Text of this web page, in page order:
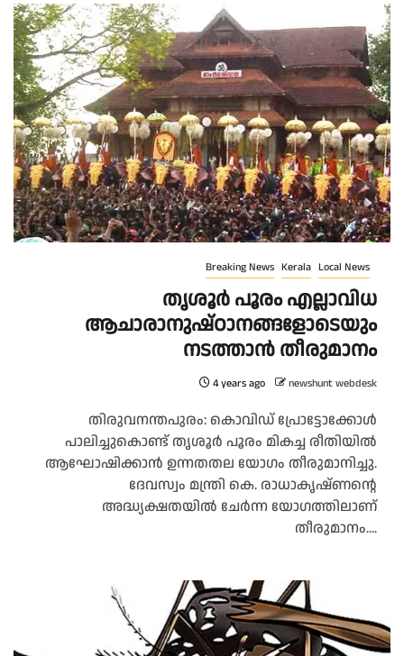
Breaking News Kerala Local News
തൃശൂർ പൂരം എല്ലാവിധ
ആചാരാനുഷ്ഠാനങ്ങളോടെയും
നടത്താൻ തീരുമാനം
4 years ago newshunt webdesk
തിരുവനന്തപുരം: കൊവിഡ് പ്രോട്ടോക്കോൾ
പാലിച്ചുകൊണ്ട് തൃശൂർ പൂരം മികച്ച രീതിയിൽ
ആഘോഷിക്കാൻ ഉന്നതതല യോഗം തീരുമാനിച്ചു.
ദേവസ്വം മന്ത്രി കെ. രാധാകൃഷ്ണന്റെ
അദ്ധ്യക്ഷതയിൽ ചേർന്ന യോഗത്തിലാണ്
തീരുമാനം....